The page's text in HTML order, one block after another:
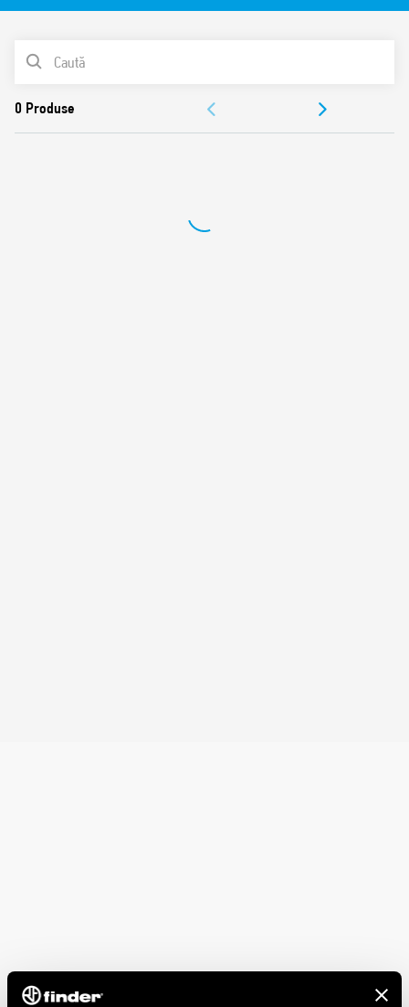
3 secvențe disponibile
Bobină în C.A.
Montare în doză sau pe panou
Brevet italian
LISTA DE PRODUSE
APROBĂRI